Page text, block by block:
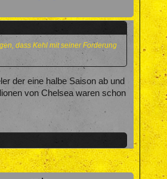
dass Kehl mit seiner Forderung
der eine halbe Saison ab und
von Chelsea waren schon